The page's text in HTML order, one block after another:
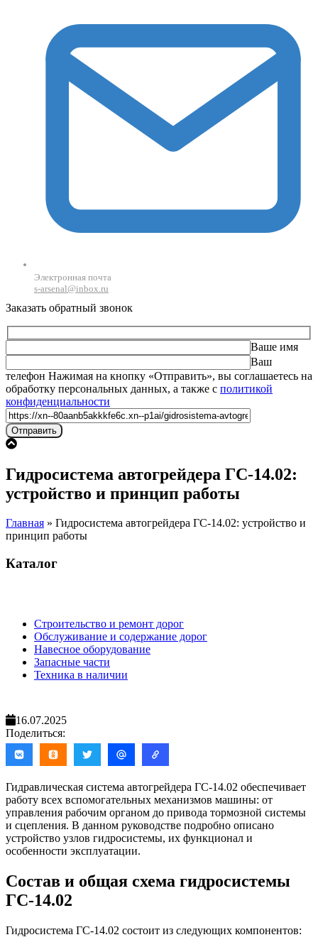
Электронная почта
s-arsenal@inbox.ru
Заказать обратный звонок
Ваше имя
Ваш
телефон Оставьте это поле пустым.
Нажимая на кнопку «Отправить», вы соглашаетесь на
обработку персональных данных, а также с политикой
конфиденциальности
Гидросистема автогрейдера ГС-14.02:
устройство и принцип работы
Главная » Гидросистема автогрейдера ГС-14.02: устройство и
принцип работы
Каталог
Строительство и ремонт дорог
Обслуживание и содержание дорог
Навесное оборудование
Запасные части
Техника в наличии
16.07.2025
Поделиться:
Гидравлическая система автогрейдера ГС-14.02 обеспечивает
работу всех вспомогательных механизмов машины: от
управления рабочим органом до привода тормозной системы
и сцепления. В данном руководстве подробно описано
устройство узлов гидросистемы, их функционал и
особенности эксплуатации.
Состав и общая схема гидросистемы
ГС-14.02
Гидросистема ГС-14.02 состоит из следующих компонентов: